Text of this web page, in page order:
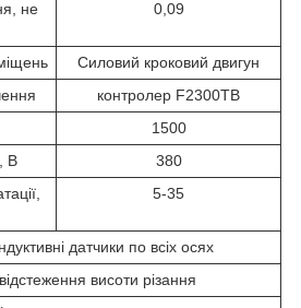
не
0,09
Силовий кроковий двигун
контролер F2300TB
1500
В
380
5-35
датчики по всіх осях
висоти різання